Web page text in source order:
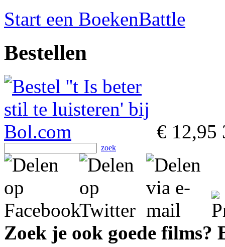
Start een BoekenBattle
Bestellen
€ 12,95
zoek
Zoek je ook goede films?